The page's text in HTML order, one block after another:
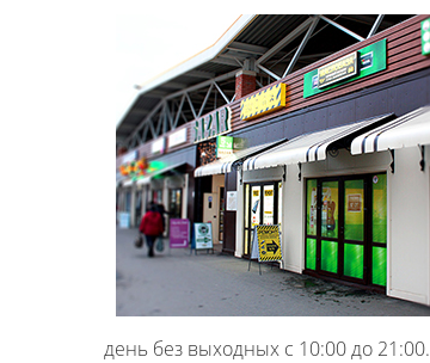
день без выходных с 10:00 до 21:00.